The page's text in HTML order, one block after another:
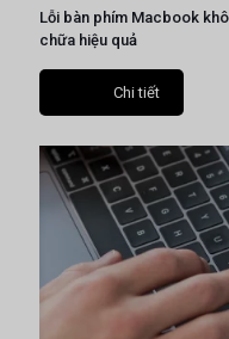
Lỗi bàn phím Macbook
chữa hiệu quả
Chi tiết